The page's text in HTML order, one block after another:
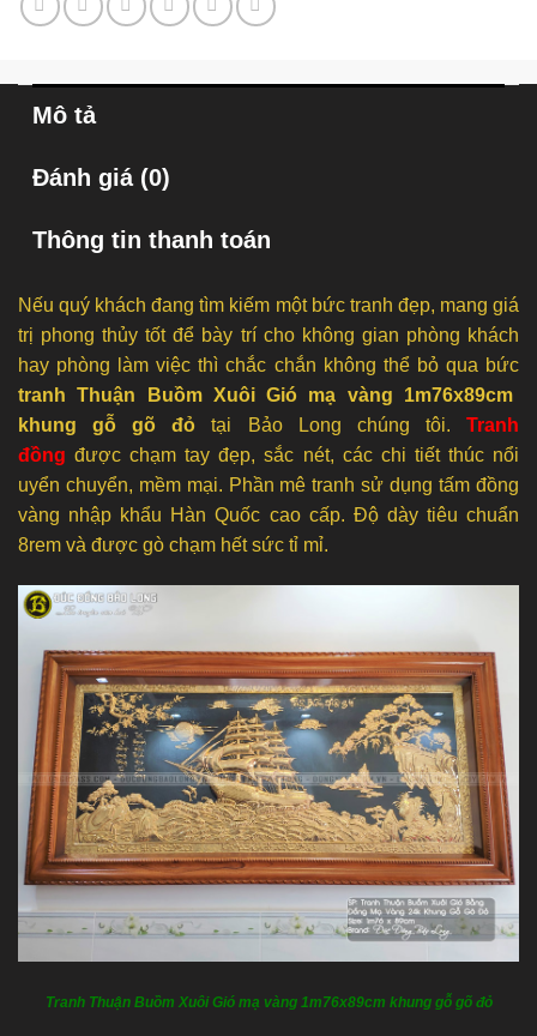
Mô tả
Đánh giá (0)
Thông tin thanh toán
Nếu quý khách đang tìm kiếm một bức tranh đẹp, mang giá
trị phong thủy tốt để bày trí cho không gian phòng khách
hay phòng làm việc thì chắc chắn không thể bỏ qua bức
tranh Thuận Buồm Xuôi Gió mạ vàng 1m76x89cm
khung gỗ gõ đỏ tại Bảo Long chúng tôi.Tranh
đồng được chạm tay đẹp, sắc nét, các chi tiết thúc nổi
uyển chuyển, mềm mại. Phần mê tranh sử dụng tấm đồng
vàng nhập khẩu Hàn Quốc cao cấp. Độ dày tiêu chuẩn
8rem và được gò chạm hết sức tỉ mỉ.
Tranh Thuận Buồm Xuôi Gió mạ vàng 1m76x89cm khung gỗ gõ đỏ